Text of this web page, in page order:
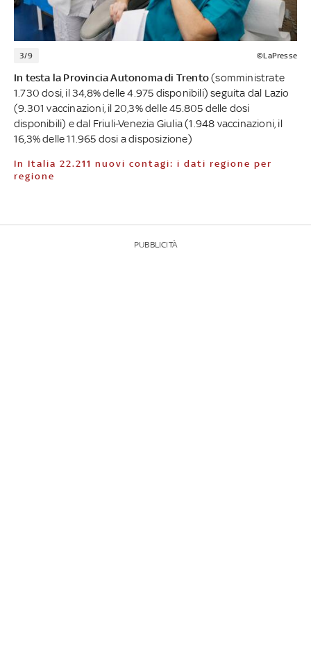
3/9 ©LaPresse
In testa la Provincia Autonoma di Trento(somministrate
1.730 dosi, il 34,8% delle 4.975 disponibili) seguita dal Lazio
(9.301 vaccinazioni, il 20,3% delle 45.805 delle dosi
disponibili) e dal Friuli-Venezia Giulia (1.948 vaccinazioni, il
16,3% delle 11.965 dosi a disposizione)
In Italia 22.211 nuovi contagi: i dati regione per
regione
PUBBLICITÀ